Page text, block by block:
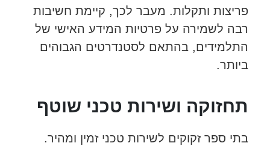
פריצות ותקלות. מעבר לכך, קיימת חשיבות
רבה לשמירה על פרטיות המידע האישי של
התלמידים, בהתאם לסטנדרטים הגבוהים
ביותר.
תחזוקה ושירות טכני שוטף
בתי ספר זקוקים לשירות טכני זמין ומהיר.